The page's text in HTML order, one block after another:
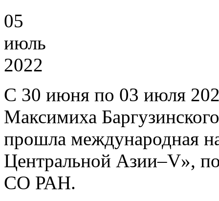
05
июль
2022
C 30 июня по 03 июля
Максимиха
прошла международная
Центральной Азии–V»,
СО РАН.